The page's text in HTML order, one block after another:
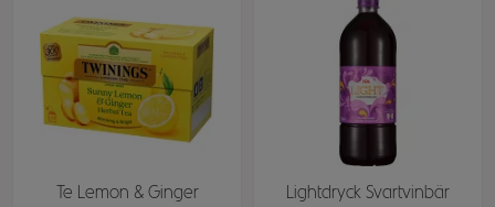
Te Lemon & Ginger
Lightdryck Svartvinbär